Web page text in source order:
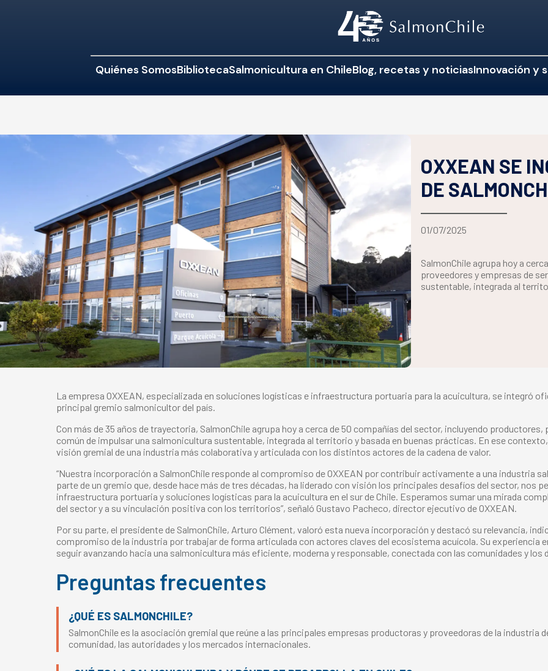
Quiénes SomosBibliotecaSalmonicultura en ChileBlog, recetas y noticiasInnovación y
OXXEAN SE
DE
01/07/2025
SalmonChile agrupa hoy a
proveedores y empresas de
sustentable, integrada al
La empresa OXXEAN, especializada en soluciones logísticas e infraestructura portuaria para la acuicultura, se integró
principal gremio salmonicultor del país.
Con más de 35 años de trayectoria, SalmonChile agrupa hoy a cerca de 50 compañías del sector, incluyendo
común de impulsar una salmonicultura sustentable, integrada al territorio y basada en buenas prácticas. En ese
visión gremial de una industria más colaborativa y articulada con los distintos actores de la cadena de valor.
“Nuestra incorporación a SalmonChile responde al compromiso de OXXEAN por contribuir activamente a una industria
parte de un gremio que, desde hace más de tres décadas, ha liderado con visión los principales desafíos del sector, nos
infraestructura portuaria y soluciones logísticas para la acuicultura en el sur de Chile. Esperamos sumar una mirada
del sector y a su vinculación positiva con los territorios”, señaló Gustavo Pacheco, director ejecutivo de OXXEAN.
Por su parte, el presidente de SalmonChile, Arturo Clément, valoró esta nueva incorporación y destacó su relevancia,
compromiso de la industria por trabajar de forma articulada con actores claves del ecosistema acuícola. Su experiencia
seguir avanzando hacia una salmonicultura más eficiente, moderna y responsable, conectada con las comunidades y los
Preguntas frecuentes
¿QUÉ ES SALMONCHILE?
SalmonChile es la asociación gremial que reúne a las principales empresas productoras y proveedoras de la industria
comunidad, las autoridades y los mercados internacionales.